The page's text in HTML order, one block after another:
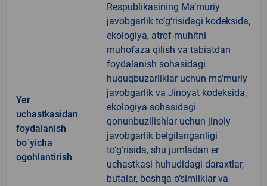
Yer
uchastkasidan
foydalanish
bo`yicha
ogohlantirish
Respublikasining Ma’muriy
javobgarlik to‘g‘risidagi kodeksida,
ekologiya, atrof-muhitni
muhofaza qilish va tabiatdan
foydalanish sohasidagi
huquqbuzarliklar uchun ma’muriy
javobgarlik va Jinoyat kodeksida,
ekologiya sohasidagi
qonunbuzilishlar uchun jinoiy
javobgarlik belgilanganligi
to‘g‘risida, shu jumladan er
uchastkasi huhudidagi daraxtlar,
butalar, boshqa o‘simliklar va